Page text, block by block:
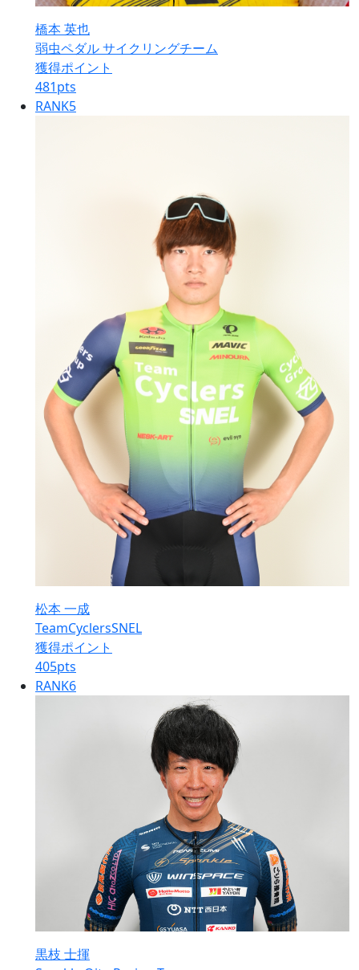
橋本 英也
弱虫ペダル サイクリングチーム
獲得ポイント
481pts
RANK5
松本 一成
TeamCyclersSNEL
獲得ポイント
405pts
RANK6
黒枝 士揮